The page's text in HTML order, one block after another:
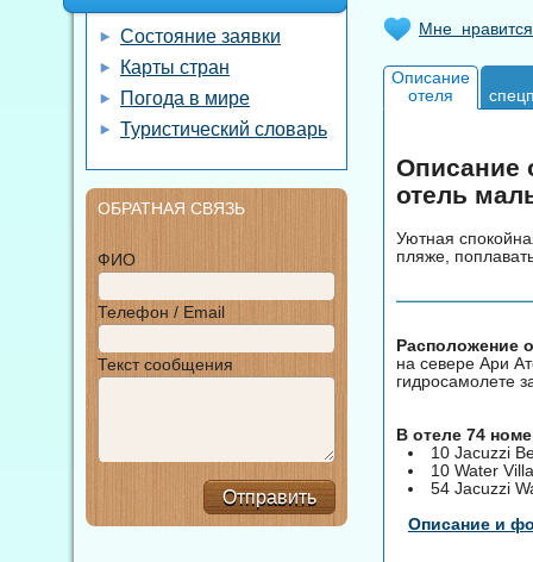
Мне
Описание
отеля
Описание
отель
Уютная
пляже,
Расположение
на севере Ари
гидросамолете
В отеле 74
10 Jacuzzi
10 Water
54 Jacuzzi
Описание и
Состояние заявки
Карты стран
Погода в мире
Туристический словарь
ОБРАТНАЯ СВЯЗЬ
ФИО
Телефон / Email
Текст сообщения
Отправить